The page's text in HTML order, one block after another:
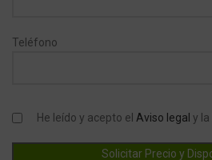
Teléfono
He leído y acepto el Aviso legal y la